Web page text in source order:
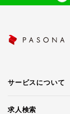
サービスについて
求人検索